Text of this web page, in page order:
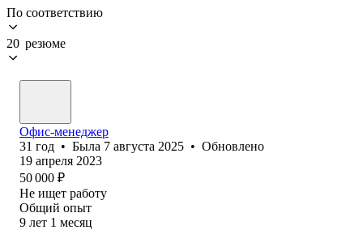
По соответствию
20 резюме
Офис-менеджер
31 год • Была 7 августа 2025 • Обновлено
19 апреля 2023
50 000 ₽
Не ищет работу
Общий опыт
9 лет 1 месяц